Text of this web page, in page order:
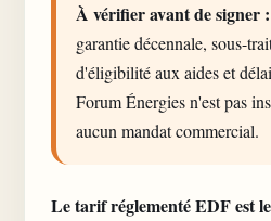
À vérifier avant de signer :
garantie décennale, sous-
d'éligibilité aux aides et
Forum Énergies n'est pas
aucun mandat commercial.
Le tarif réglementé EDF est